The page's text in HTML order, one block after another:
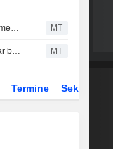
Cochlear: JPMorgan Chase nicht mehr wesentlicher Anteilseigner MT
Australische Aktien fallen; Cochlear bestätigt zollfreien US-Zugang für Hörimplantat-Systeme MT
Termine Sektor